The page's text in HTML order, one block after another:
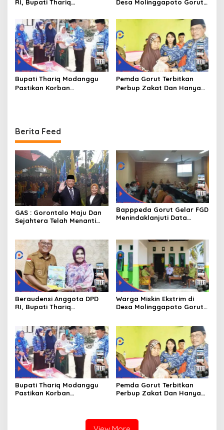
RI, Bupati Thariq
Memperkenalkan Jakestra
Desa Molinggapoto Gorut
Bupati Thariq Modanggu
Pastikan Korban
Pemda Gorut Terbitkan
Perbup Zakat Dan Hanya
Berita Feed
GAS : Gorontalo Maju Dan
Sejahtera Telah Menanti
Bapppeda Gorut Gelar FGD
Menindaklanjuti Data
Beraudensi Anggota DPD
RI, Bupati Thariq
Warga Miskin Ekstrim di
Desa Molinggapoto Gorut
Bupati Thariq Modanggu
Pastikan Korban
Pemda Gorut Terbitkan
Perbup Zakat Dan Hanya